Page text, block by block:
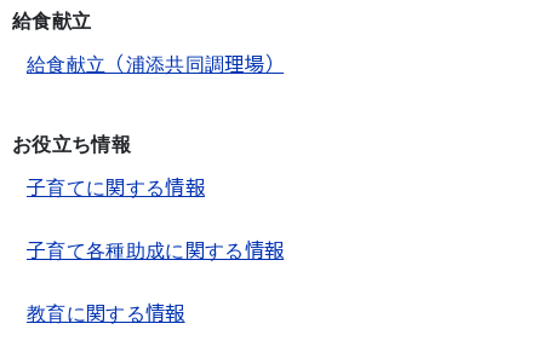
給食献立
給食献立（浦添共同調理場）
お役立ち情報
子育てに関する情報
子育て各種助成に関する情報
教育に関する情報